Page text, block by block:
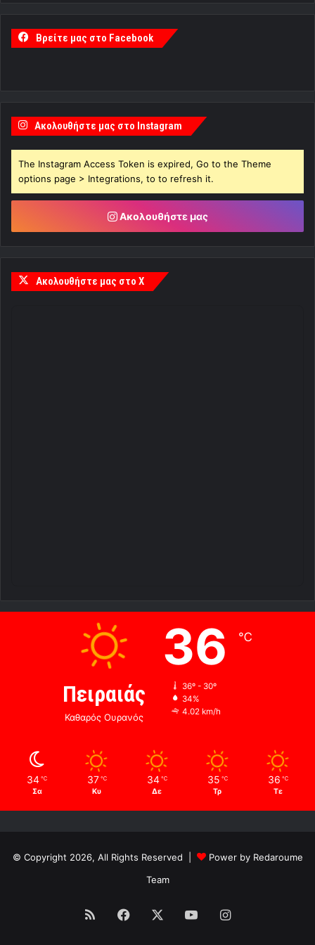
Βρείτε μας στο Facebook
Ακολουθήστε μας στο Instagram
The Instagram Access Token is expired, Go to the Theme
options page > Integrations, to to refresh it.
Ακολουθήστε μας
Ακολουθήστε μας στο X
Πειραιάς
Καθαρός Ουρανός
36 ℃
36º - 30º
34%
4.02 km/h
34 ℃
Σα
37 ℃
Κυ
34 ℃
Δε
35 ℃
Τρ
36 ℃
Τε
© Copyright 2026, All Rights Reserved |
Power by Redaroume
Team
RSS Facebook YouTubeInstagram